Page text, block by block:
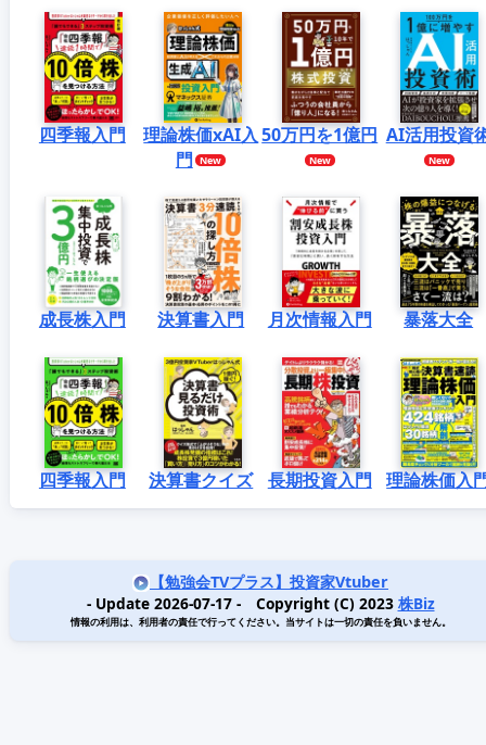
四季報入門
理論株価xAI入
門
50万円を1億円 AI活用投資
成長株入門 決算書入門 月次情報入門 暴落大全
四季報入門 決算書クイズ 長期投資入門 理論株価入
【勉強会TVプラス】投資家Vtuber
- Update 2026-07-17 - Copyright (C) 2023 株Biz
情報の利用は、利用者の責任で行ってください。当サイトは一切の責任を負いません。